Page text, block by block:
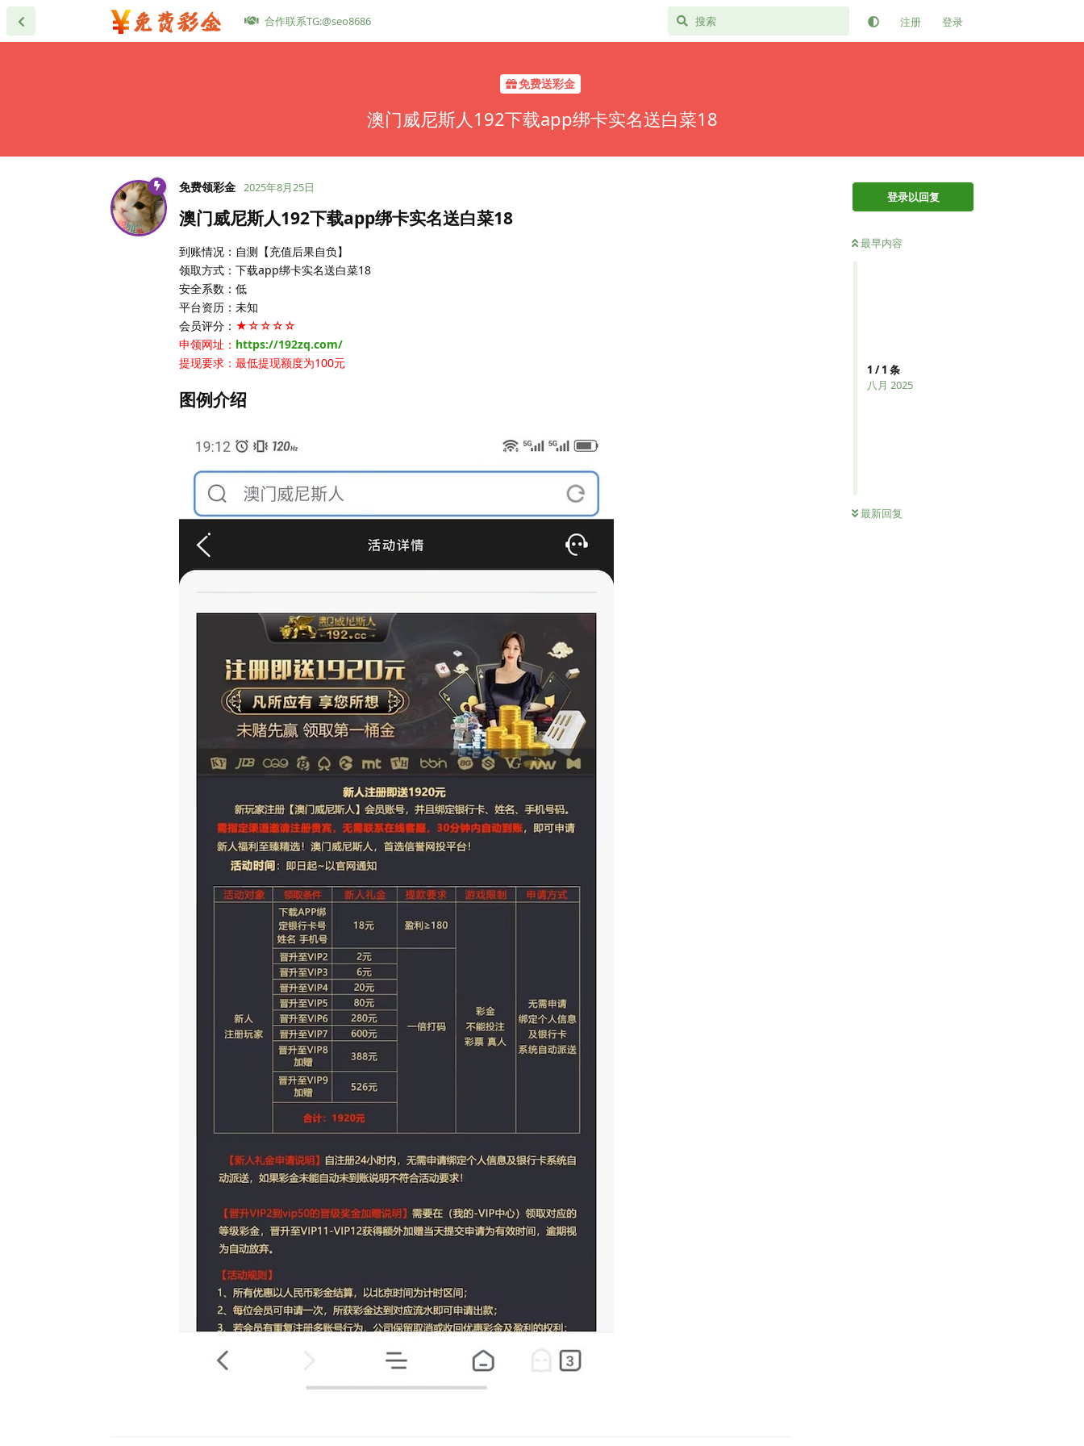
合作联系TG:@seo8686 注册 登录
免费送彩金
澳门威尼斯人192下载app绑卡实名送白菜18
登录以回复
最早内容
1 /1 条
八月 2025
最新回复
免费领彩金 2025年8月25日
澳门威尼斯人192下载app绑卡实名送白菜18
到账情况：自测【充值后果自负】
领取方式：下载app绑卡实名送白菜18
安全系数：低
平台资历：未知
会员评分： ★☆☆☆☆
申领网址： https://192zq.com/
提现要求：最低提现额度为100元
图例介绍